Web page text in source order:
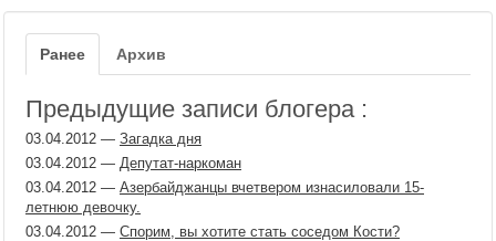
Ранее Архив
Предыдущие записи блогера :
03.04.2012 — Загадка дня
03.04.2012 — Депутат-наркоман
03.04.2012 — Азербайджанцы вчетвером изнасиловали 15-
летнюю девочку.
03.04.2012 — Спорим, вы хотите стать соседом Кости?